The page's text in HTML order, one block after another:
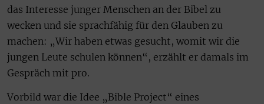
das Interesse junger Menschen an der Bibel zu
wecken und sie sprachfähig für den Glauben zu
machen: „Wir haben etwas gesucht, womit wir die
jungen Leute schulen können“, erzählt er damals im
Gespräch mit pro.
Vorbild war die Idee „Bible Project“ eines